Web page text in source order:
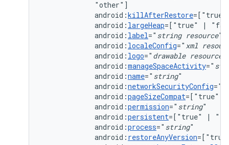
android:killAfterRestore=["true"
android: largeHeap=["true"
|
android: label=" string resource
android: localeConfig=" xml
android: logo=" drawable resource
android:manageSpaceActivity="
android:name=" string
android:networkSecurityConfig="
android:pageSizeCompat=["true"
android:permission=" string
android:persistent=["true"
|
android:process=" string
android: restoreAnyVersion